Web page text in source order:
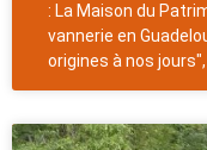
: La Maison du
vannerie en
origines à nos jours",